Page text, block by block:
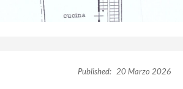
Published: 20 Marzo 2026